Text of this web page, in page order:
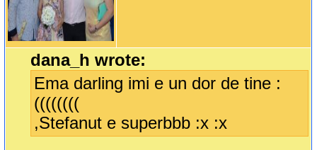
dana_h wrote:
Ema darling imi e un dor de tine :
((((((((
,Stefanut e superbbb :x :x